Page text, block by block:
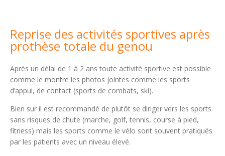
Reprise des activités sportives après
prothèse totale du genou
Après un délai de 1 à 2 ans toute activité sportive est possible
comme le montre les photos jointes comme les sports
d’appui, de contact (sports de combats, ski).
Bien sur il est recommandé de plutôt se diriger vers les sports
sans risques de chute (marche, golf, tennis, course à pied,
fitness) mais les sports comme le vélo sont souvent pratiqués
par les patients avec un niveau élevé.